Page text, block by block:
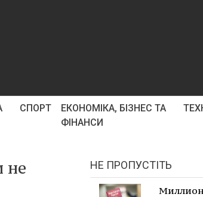
СПОРТ
ЕКОНОМІКА, БІЗНЕС ТА
ФІНАНСИ
не
НЕ ПРОПУСТІТЬ